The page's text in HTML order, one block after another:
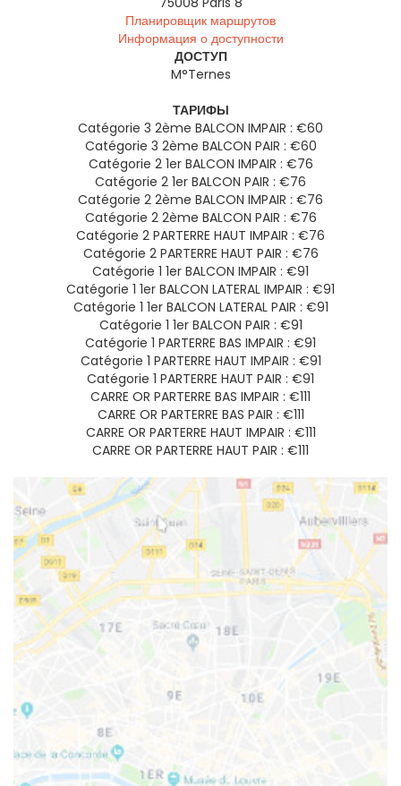
Планировщик маршрутов
Информация о доступности
ДОСТУП
M°Ternes
ТАРИФЫ
Catégorie 3 2ème BALCON IMPAIR : €60
Catégorie 3 2ème BALCON PAIR : €60
Catégorie 2 1er BALCON IMPAIR : €76
Catégorie 2 1er BALCON PAIR : €76
Catégorie 2 2ème BALCON IMPAIR : €76
Catégorie 2 2ème BALCON PAIR : €76
Catégorie 2 PARTERRE HAUT IMPAIR : €76
Catégorie 2 PARTERRE HAUT PAIR : €76
Catégorie 1 1er BALCON IMPAIR : €91
Catégorie 1 1er BALCON LATERAL IMPAIR : €91
Catégorie 1 1er BALCON LATERAL PAIR : €91
Catégorie 1 1er BALCON PAIR : €91
Catégorie 1 PARTERRE BAS IMPAIR : €91
Catégorie 1 PARTERRE HAUT IMPAIR : €91
Catégorie 1 PARTERRE HAUT PAIR : €91
CARRE OR PARTERRE BAS IMPAIR : €111
CARRE OR PARTERRE BAS PAIR : €111
CARRE OR PARTERRE HAUT IMPAIR : €111
CARRE OR PARTERRE HAUT PAIR : €111